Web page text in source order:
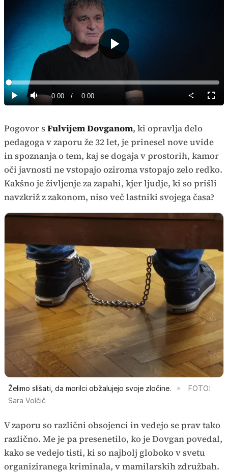
Predvajaj
PredvajajTiho Current
0:00 / Duration
0:00
Loaded:
0%
način
Pogovor sFulvijem Dovganom, ki opravlja delo
pedagoga v zaporu že 32 let, je prinesel nove uvide
in spoznanja o tem, kaj se dogaja v prostorih, kamor
oči javnosti ne vstopajo oziroma vstopajo zelo redko.
Kakšno je življenje za zapahi, kjer ljudje, ki so prišli
navzkriž z zakonom, niso več lastniki svojega časa?
Želimo slišati, da morilci obžalujejo svoje zločine.
FOTO:
Sara Volčič
V zaporu so različni obsojenci in vedejo se prav tako
različno. Me je pa presenetilo, ko je Dovgan povedal,
kako se vedejo tisti, ki so najbolj globoko v svetu
organiziranega kriminala, v mamilarskih združbah.